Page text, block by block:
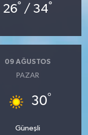
26° / 34°
09 AĞUSTOS
PAZAR
30°
Güneşli